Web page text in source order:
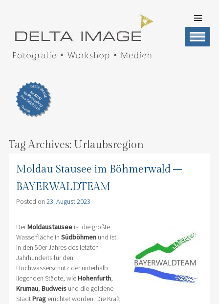
CONTENT
Tag Archives: Urlaubsregion
Moldau Stausee im Böhmerwald –
BAYERWALDTEAM
Posted on 23. August 2023
DerMoldaustauseeist die größte
Wasserfläche in Südböhmenund ist
in den 50er Jahres des letzten
Jahrhunderts für den
Hochwasserschutz der unterhalb
liegenden Städte, wieHohenfurth,
Krumau, Budweisund die goldene
StadtPragerrichtet worden. Die Kraft